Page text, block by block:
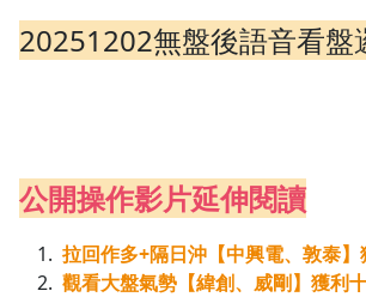
20251202無盤後語音看盤
公開操作影片延伸閱讀
拉回作多+隔日沖【中興電、敦泰
觀看大盤氣勢【緯創、威剛】獲利